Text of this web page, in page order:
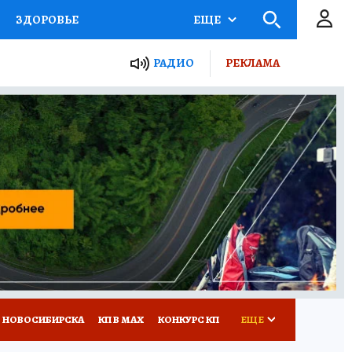
ЗДОРОВЬЕ
Я ЗНАЮ СЕМЬЯ
СЕРИАЛЫ
ВСЕ О КП РАДИО КП
ЕЩЕ
РАДИО РЕКЛАМА
КП В МАХ КОНКУРС КП ЕЩЕ